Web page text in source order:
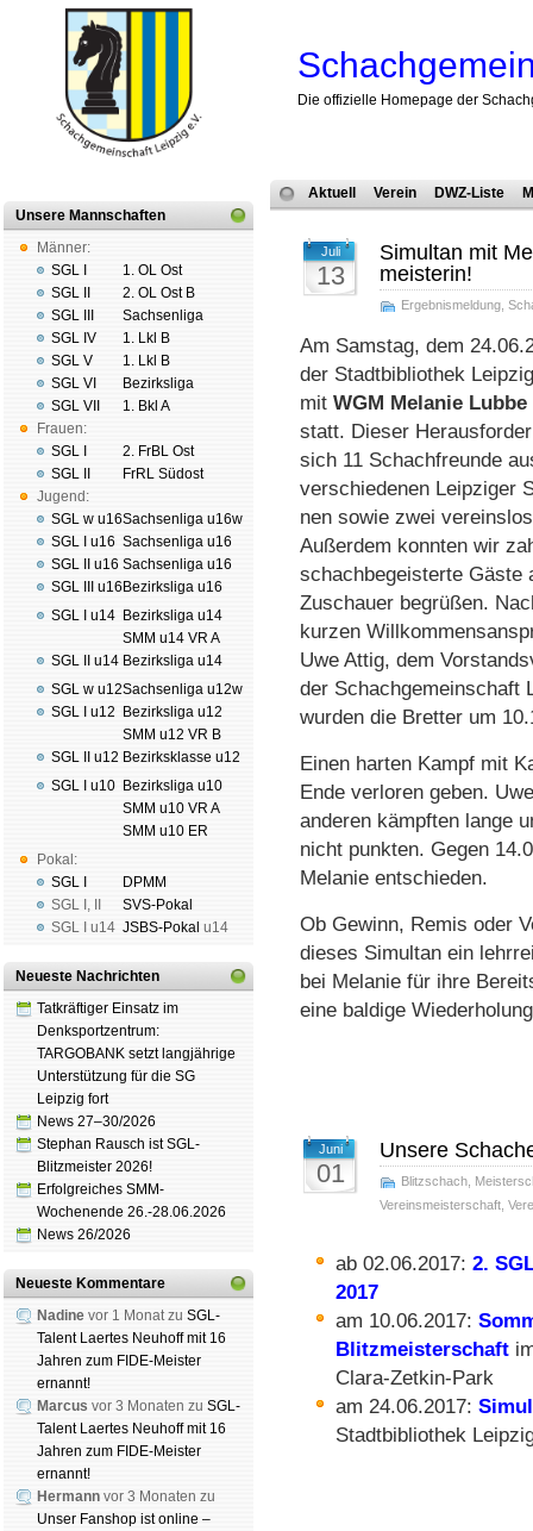
Die offizielle Homepage der
Unsere Mannschaften
Männer:
SGL I
SGL II
SGL III
SGL IV
SGL V
SGL VI
SGL VII
Frauen:
SGL I
SGL II
Jugend:
SGL w u16
SGL I u16
SGL II u16
SGL III u16
SGL I u14
SGL II u14
SGL w u12
SGL I u12
SGL II u12
SGL I u10
Pokal:
SGL I
SGL I ,
SGL I
u14
1. OL Ost
2. OL Ost B
Sachsenliga
1. Lkl B
1. Lkl B
Bezirksliga
1. Bkl A
2. FrBL Ost
FrRL Südost
Sachsenliga u16w
Sachsenliga u16
Sachsenliga u16
Bezirksliga u16
Bezirksliga u14
SMM u14 VR A
Bezirksliga u14
Sachsenliga u12w
Bezirksliga u12
SMM u12 VR B
Bezirksklasse u12
Bezirksliga u10
SMM u10 VR A
SMM u10 ER
DPMM
SVS-Pokal
JSBS-Pokal u14
Neueste Nachrichten
Tatkräftiger Einsatz im
Denksportzentrum:
TARGOBANK setzt langjährige
Unterstützung für die SG
Leipzig fort
News 27–30/2026
Stephan Rausch ist SGL-
Blitzmeister 2026!
Erfolgreiches SMM-
Wochenende 26.-28.06.2026
News 26/2026
Neueste Kommentare
Nadine vor 1 Monat zu SGL-
Talent Laertes Neuhoff mit 16
Jahren zum FIDE-Meister
ernannt!
Marcus vor 3 Monaten zu SGL-
Talent Laertes Neuhoff mit 16
Jahren zum FIDE-Meister
ernannt!
Hermann vor 3 Monaten zu
Unser Fanshop ist online –
Aktuell Verein DWZ-Liste
Juli
13
Simultan mit
meisterin!
Ergebnismeldung
Am Samstag, dem
der Stadt­bi­bli­o­thek
mit WGM Melanie Lubbe
statt. Dieser
sich 11 Schach­freunde
verschiedenen Leipziger
nen sowie zwei
Außerdem konnten wir
schach­be­geis­ter­te Gäste
Zuschauer begrüßen.
kurzen
Uwe Attig, dem
der Schach­ge­mein­schaft
wurden die Bretter um
Einen harten Kampf mit
Ende verloren geben.
anderen kämpften lange
nicht punkten. Gegen
Melanie entschieden.
Ob Gewinn, Remis oder
dieses Simultan ein
bei Melanie für ihre
eine baldige
Juni
01
Unsere
Blitzschach
Vereinsmeisterschaft
ab 02.06.2017: 2.
2017
am 10.06.2017:
Blitz­meister­schaft
Clara-Zetkin-Park
am 24.06.2017:
Stadt­biblio­thek